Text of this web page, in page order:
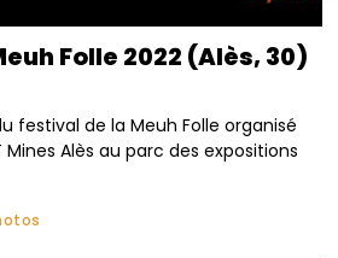
Folle 2022 (Alès, 30)
festival de la Meuh Folle organisé
Mines Alès au parc des expositions